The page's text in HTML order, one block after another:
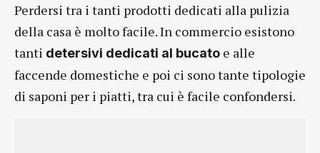
Perdersi tra i tanti prodotti dedicati alla pulizia
della casa è molto facile. In commercio esistono
tanti detersivi dedicati al bucato e alle
faccende domestiche e poi ci sono tante tipologie
di saponi per i piatti, tra cui è facile confondersi.